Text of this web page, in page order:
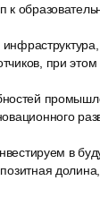
к
при
в